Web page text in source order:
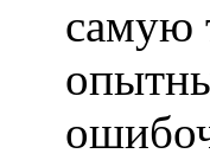
самую